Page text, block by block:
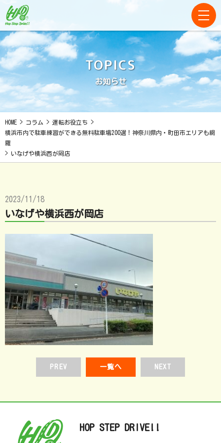
TOPICS
お知らせ
HOME > コラム > 運転お役立ち >
横浜市内で駐車練習ができる無料駐車場200選！神奈川県内・町田市エリアも網
羅
> いなげや横浜西が岡店
2023/11/18
いなげや横浜西が岡店
PREV 一覧へ NEXT
HOP STEP DRIVE!!